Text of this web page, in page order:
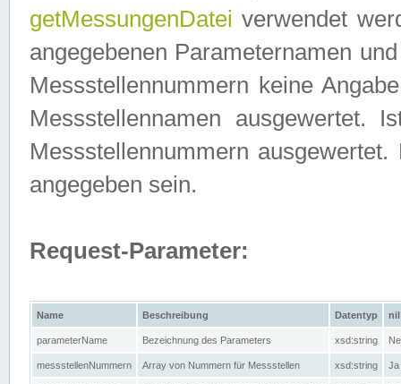
getMessungenDatei verwendet
angegebenen Parameternamen
Messstellennummern keine
Messstellennamen ausgewertet.
Messstellennummern
angegeben sein.
Request-Parameter:
Name Beschreibung Datentyp nil
parameterName Bezeichnung des Parameters xsd:string
messstellenNummern Array von Nummern für Messstellen xsd:string Ja